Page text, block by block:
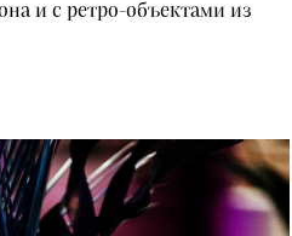
и с ретро-объектами из